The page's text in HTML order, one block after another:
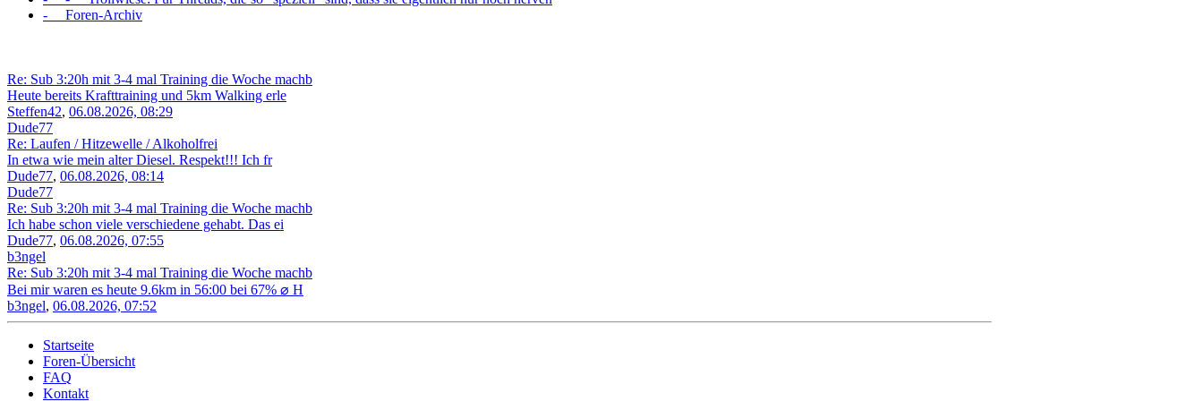
- Foren-Archiv
Re: Sub 3:20h mit 3-4 mal Training die Woche machb
Heute bereits Krafttraining und 5km Walking erle
Steffen42, 06.08.2026, 08:29
Dude77
Re: Laufen / Hitzewelle / Alkoholfrei
In etwa wie mein alter Diesel. Respekt!!! Ich fr
Dude77, 06.08.2026, 08:14
Dude77
Re: Sub 3:20h mit 3-4 mal Training die Woche machb
Ich habe schon viele verschiedene gehabt. Das ei
Dude77, 06.08.2026, 07:55
b3ngel
Re: Sub 3:20h mit 3-4 mal Training die Woche machb
Bei mir waren es heute 9.6km in 56:00 bei 67% ⌀ H
b3ngel, 06.08.2026, 07:52
Startseite
Foren-Übersicht
FAQ
Kontakt